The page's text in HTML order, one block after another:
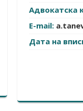
Адвокатска
E-mail:
Дата на